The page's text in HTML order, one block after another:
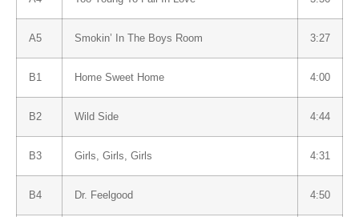
A5 Smokin’ In The Boys Room 3:27
B1 Home Sweet Home 4:00
B2 Wild Side 4:44
B3 Girls, Girls, Girls 4:31
B4 Dr. Feelgood 4:50